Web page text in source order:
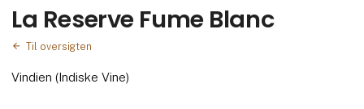
La Reserve Fume Blanc
Til oversigten
Vindien (Indiske Vine)